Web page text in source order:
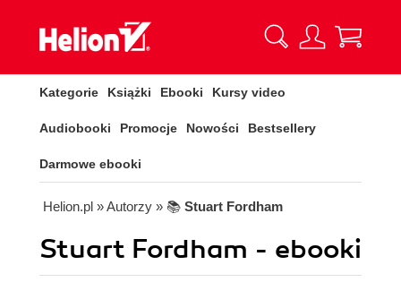
Kategorie Książki Ebooki Kursy video
Audiobooki Promocje Nowości Bestsellery
Darmowe ebooki
Helion.pl » Autorzy » 📚 Stuart Fordham
Stuart Fordham - ebooki